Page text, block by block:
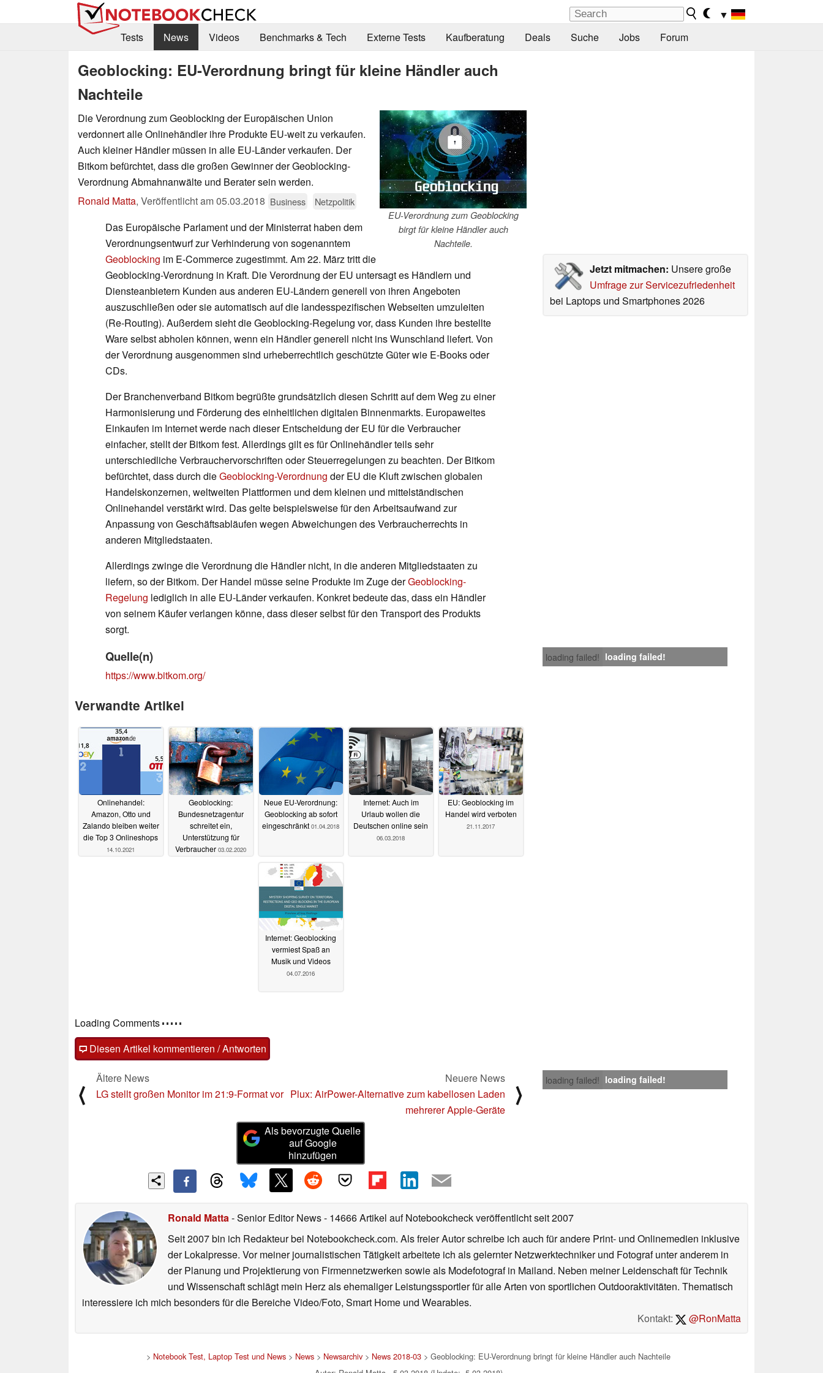
▼
Tests
News Videos Benchmarks & Tech Externe Tests Kaufberatung Deals Suche Jobs Forum
Geoblocking: EU-Verordnung bringt für kleine Händler auch
Nachteile
EU-Verordnung zum Geoblocking
birgt für kleine Händler auch
Nachteile.
Die Verordnung zum Geoblocking der Europäischen Union
verdonnert alle Onlinehändler ihre Produkte EU-weit zu verkaufen.
Auch kleiner Händler müssen in alle EU-Länder verkaufen. Der
Bitkom befürchtet, dass die großen Gewinner der Geoblocking-
Verordnung Abmahnanwälte und Berater sein werden.
Ronald Matta, Veröffentlicht am05.03.2018 Business Netzpolitik
Jetzt mitmachen: Unsere große
Umfrage zur Servicezufriedenheit
bei Laptops und Smartphones 2026
Das Europäische Parlament und der Ministerrat haben dem
Verordnungsentwurf zur Verhinderung von sogenanntem
Geoblocking im E-Commerce zugestimmt. Am 22. März tritt die
Geoblocking-Verordnung in Kraft. Die Verordnung der EU untersagt es Händlern und
Diensteanbietern Kunden aus anderen EU-Ländern generell von ihren Angeboten
auszuschließen oder sie automatisch auf die landesspezifischen Webseiten umzuleiten
(Re-Routing). Außerdem sieht die Geoblocking-Regelung vor, dass Kunden ihre bestellte
Ware selbst abholen können, wenn ein Händler generell nicht ins Wunschland liefert. Von
der Verordnung ausgenommen sind urheberrechtlich geschützte Güter wie E-Books oder
CDs.
Der Branchenverband Bitkom begrüßte grundsätzlich diesen Schritt auf dem Weg zu einer
Harmonisierung und Förderung des einheitlichen digitalen Binnenmarkts. Europaweites
Einkaufen im Internet werde nach dieser Entscheidung der EU für die Verbraucher
einfacher, stellt der Bitkom fest. Allerdings gilt es für Onlinehändler teils sehr
unterschiedliche Verbrauchervorschriften oder Steuerregelungen zu beachten. Der Bitkom
befürchtet, dass durch dieGeoblocking-Verordnung der EU die Kluft zwischen globalen
Handelskonzernen, weltweiten Plattformen und dem kleinen und mittelständischen
Onlinehandel verstärkt wird. Das gelte beispielsweise für den Arbeitsaufwand zur
Anpassung von Geschäftsabläufen wegen Abweichungen des Verbraucherrechts in
anderen Mitgliedstaaten.
Allerdings zwinge die Verordnung die Händler nicht, in die anderen Mitgliedstaaten zu
liefern, so der Bitkom. Der Handel müsse seine Produkte im Zuge derGeoblocking-
Regelung lediglich in alle EU-Länder verkaufen. Konkret bedeute das, dass ein Händler
von seinem Käufer verlangen könne, dass dieser selbst für den Transport des Produkts
sorgt.
loading failed! loading failed!
Quelle(n)
https://www.bitkom.org/
Verwandte Artikel
Onlinehandel:
Amazon, Otto und
Zalando bleiben weiter
die Top 3 Onlineshops
14.10.2021
Geoblocking:
Bundesnetzagentur
schreitet ein,
Unterstützung für
Verbraucher 03.02.2020
Neue EU-Verordnung:
Geoblocking ab sofort
eingeschränkt 01.04.2018
Internet: Auch im
Urlaub wollen die
Deutschen online sein
06.03.2018
EU: Geoblocking im
Handel wird verboten
21.11.2017
Internet: Geoblocking
vermiest Spaß an
Musik und Videos
04.07.2016
Loading Comments
Diesen Artikel kommentieren / Antworten
loading failed! loading failed!
⟨
Ältere News
LG stellt großen Monitor im 21:9-Format vor
Neuere News
Plux: AirPower-Alternative zum kabellosen Laden
mehrerer Apple-Geräte
⟩
Als bevorzugte Quelle
auf Google
hinzufügen
Ronald Matta- Senior Editor News- 14666 Artikel auf Notebookcheck veröffentlichtseit 2007
Seit 2007 bin ich Redakteur bei Notebookcheck.com. Als freier Autor schreibe ich auch für andere Print- und Onlinemedien inklusive
der Lokalpresse. Vor meiner journalistischen Tätigkeit arbeitete ich als gelernter Netzwerktechniker und Fotograf unter anderem in
der Planung und Projektierung von Firmennetzwerken sowie als Modefotograf in Mailand. Neben meiner Leidenschaft für Technik
und Wissenschaft schlägt mein Herz als ehemaliger Leistungssportler für alle Arten von sportlichen Outdooraktivitäten. Thematisch
interessiere ich mich besonders für die Bereiche Video/Foto, Smart Home und Wearables.
Kontakt:
@RonMatta
> Notebook Test, Laptop Test und News > News > Newsarchiv > News 2018-03 > Geoblocking: EU-Verordnung bringt für kleine Händler auch Nachteile